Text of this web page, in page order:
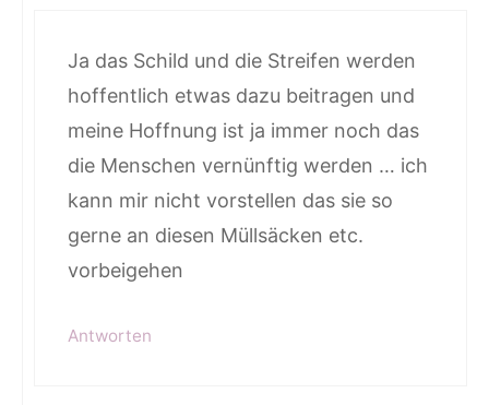
Ja das Schild und die Streifen werden
hoffentlich etwas dazu beitragen und
meine Hoffnung ist ja immer noch das
die Menschen vernünftig werden … ich
kann mir nicht vorstellen das sie so
gerne an diesen Müllsäcken etc.
vorbeigehen
Antworten